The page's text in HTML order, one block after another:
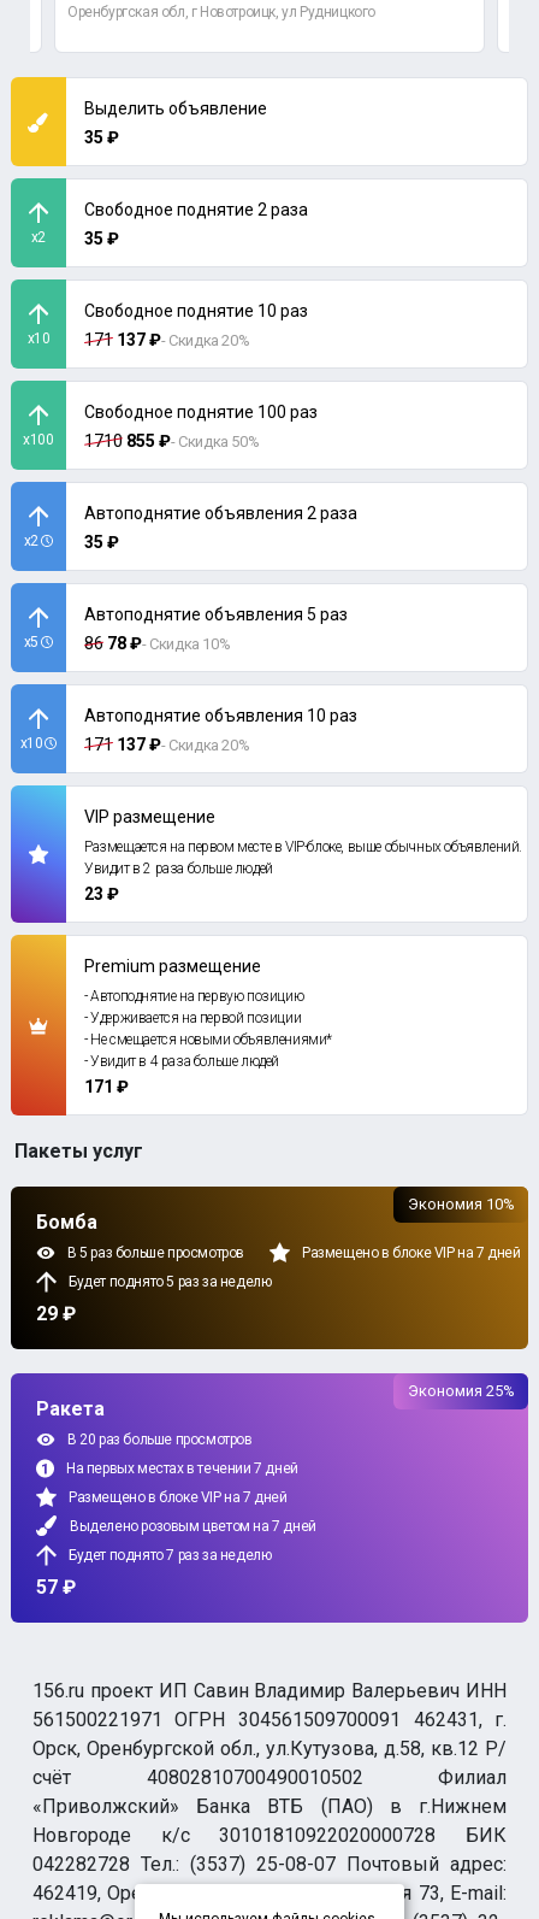
Оренбургская обл, г Новотроицк, ул Рудницкого
Выделить объявление
35 ₽
x2
Свободное поднятие 2 раза
35 ₽
x10
Свободное поднятие 10 раз
171 137 ₽- Скидка 20%
x100
Свободное поднятие 100 раз
1710 855 ₽- Скидка 50%
x2
Автоподнятие объявления 2 раза
35 ₽
x5
Автоподнятие объявления 5 раз
86 78 ₽- Скидка 10%
x10
Автоподнятие объявления 10 раз
171 137 ₽- Скидка 20%
VIP размещение
Размещается на первом месте в VIP-блоке, выше обычных объявлений.
Увидит в 2 раза больше людей
23 ₽
Premium размещение
- Автоподнятие на первую позицию
- Удерживается на первой позиции
- Не смещается новыми объявлениями*
- Увидит в 4 раза больше людей
171 ₽
Пакеты услуг
Бомба
В 5 раз больше просмотров
Размещено в блоке VIP на 7 дней
Будет поднято 5 раз за неделю
29 ₽
Экономия 10%
Ракета
В 20 раз больше просмотров
На первых местах в течении 7 дней
Размещено в блоке VIP на 7 дней
Выделено розовым цветом на 7 дней
Будет поднято 7 раз за неделю
57 ₽
Экономия 25%
156.ru проект ИП Савин Владимир Валерьевич ИНН
561500221971 ОГРН 304561509700091 462431, г.
Орск, Оренбургской обл., ул.Кутузова, д.58, кв.12 Р/
счёт 40802810700490010502 Филиал
«Приволжский» Банка ВТБ (ПАО) в г.Нижнем
Новгороде к/с 30101810922020000728 БИК
042282728 Тел.: (3537) 25-08-07 Почтовый адрес:
462419, Оренбургская обл., г. Орск-19 а/я 73, E-mail: